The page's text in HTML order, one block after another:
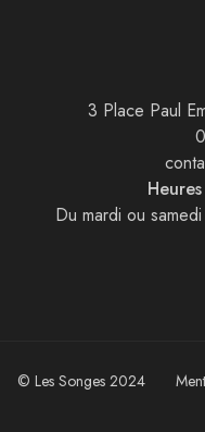
3 Place Paul
Du mardi ou
© Les Songes 2024